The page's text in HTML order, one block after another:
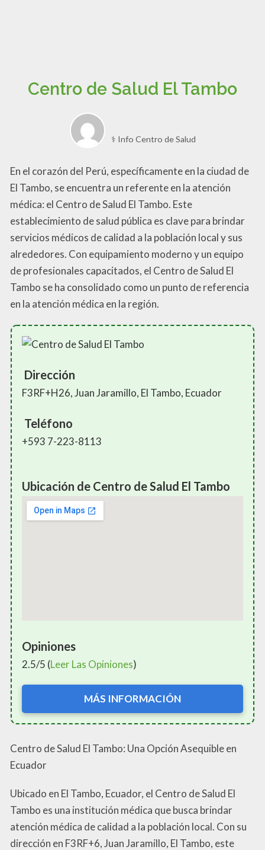
Centro de Salud El Tambo
⚕️ Info Centro de Salud
En el corazón del Perú, específicamente en la ciudad de
El Tambo, se encuentra un referente en la atención
médica: el Centro de Salud El Tambo. Este
establecimiento de salud pública es clave para brindar
servicios médicos de calidad a la población local y sus
alrededores. Con equipamiento moderno y un equipo
de profesionales capacitados, el Centro de Salud El
Tambo se ha consolidado como un punto de referencia
en la atención médica en la región.
Dirección
F3RF+H26, Juan Jaramillo, El Tambo, Ecuador
Teléfono
+593 7-223-8113
Ubicación de Centro de Salud El Tambo
Opiniones
2.5/5 (Leer Las Opiniones)
MÁS INFORMACIÓN
Centro de Salud El Tambo: Una Opción Asequible en
Ecuador
Ubicado en El Tambo, Ecuador, el Centro de Salud El
Tambo es una institución médica que busca brindar
atención médica de calidad a la población local. Con su
dirección en F3RF+6, Juan Jaramillo, El Tambo, este